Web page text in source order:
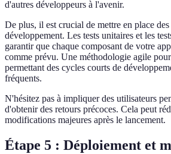
d'autres développeurs à l'avenir.
De plus, il est crucial de mettre en place
développement. Les tests unitaires et les
garantir que chaque composant de votre
comme prévu. Une méthodologie agile
permettant des cycles courts de
fréquents.
N'hésitez pas à impliquer des utilisateurs
d'obtenir des retours précoces. Cela peut
modifications majeures après le lancement.
Étape 5 : Déploiement et